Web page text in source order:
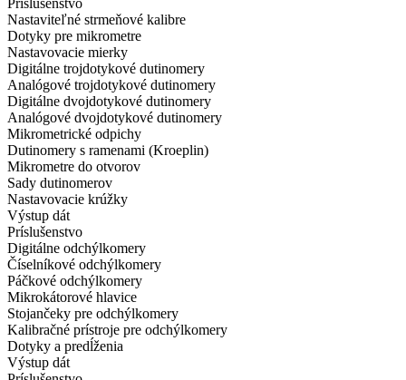
Nastaviteľné strmeňové kalibre
Dotyky pre mikrometre
Nastavovacie mierky
Digitálne trojdotykové dutinomery
Analógové trojdotykové dutinomery
Digitálne dvojdotykové dutinomery
Analógové dvojdotykové dutinomery
Mikrometrické odpichy
Dutinomery s ramenami (Kroeplin)
Mikrometre do otvorov
Sady dutinomerov
Nastavovacie krúžky
Výstup dát
Príslušenstvo
Digitálne odchýlkomery
Číselníkové odchýlkomery
Páčkové odchýlkomery
Mikrokátorové hlavice
Stojančeky pre odchýlkomery
Kalibračné prístroje pre odchýlkomery
Dotyky a predĺženia
Výstup dát